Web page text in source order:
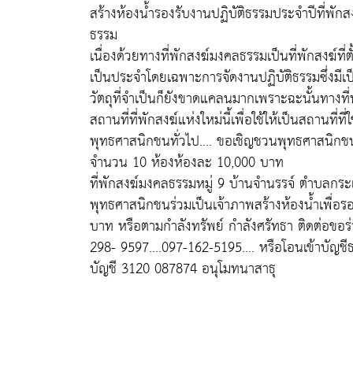
สร้างห้องน้ำรองรับงานปฏิบัติธรรมประจำปีที่พั
ธรรม
เนื่องด้วยทางที่พักสงฆ์มงคลธรรมเป็นที่พักสงฆ์
เป็นประจำโดยเฉพาะการจัดงานปฏิบัติธรรมซึ่ง
วัตถุที่จำเป็นก็ยังขาดแคลนมากเพราะฉะนั้นทา
สถานที่ที่พักสงฆ์แห่งใหม่นี้เพื่อใช้ให้เป็นสถานที่
พุทธศาสนิกชนทั่วไป.... ขอเชิญชวนพุทธศาสนิกช
จำนวน 10 ห้องห้องละ 10,000 บาท
ที่พักสงฆ์มงคลธรรมหมู่ 9 บ้านจำนรรจ์ ตำบลกร
พุทธศาสนิกชนร่วมเป็นเจ้าภาพสร้างห้องน้ำเพื่
บาท หรือตามกำลังทรัพย์ กำลังศรัทธา ติดต่อขอ
298- 9597....097-162-5195.... หรือโอนเข้าบั
บัญชี 3120 087874 อนุโมทนาสาธุ